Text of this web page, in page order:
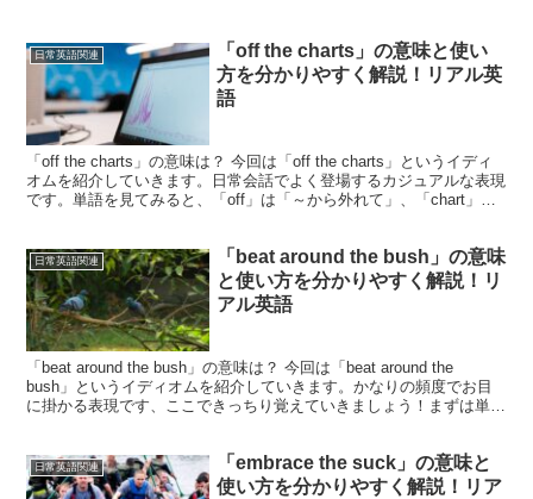
日常英語関連
「off the charts」の意味と使い
方を分かりやすく解説！リアル英
語
「off the charts」の意味は？ 今回は「off the charts」というイディ
オムを紹介していきます。日常会話でよく登場するカジュアルな表現
です。単語を見てみると、「off」は「～から外れて」、「chart」は
日常英語関連
「beat around the bush」の意味
と使い方を分かりやすく解説！リ
アル英語
「beat around the bush」の意味は？ 今回は「beat around the
bush」というイディオムを紹介していきます。かなりの頻度でお目
に掛かる表現です、ここできっちり覚えていきましょう！まずは単語
日常英語関連
「embrace the suck」の意味と
使い方を分かりやすく解説！リア